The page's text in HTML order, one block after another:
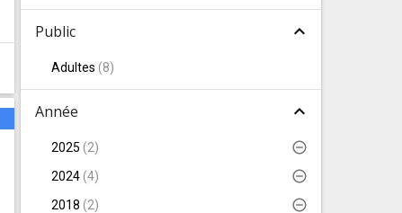
Public expand_less
Adultes (8)
Année expand_less
2025 (2)
2024 (4)
2018 (2)